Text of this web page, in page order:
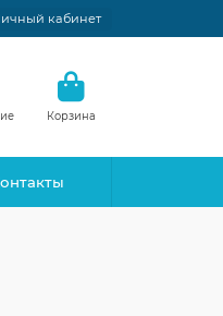
кабинет
Корзина